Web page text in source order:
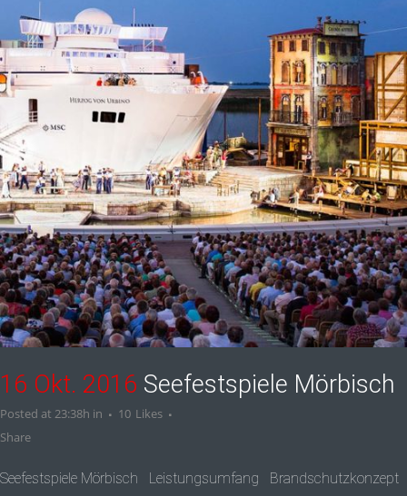
16 Okt. 2016 Seefestspiele Mörbisch
Posted at 23:38h in 10 Likes
Share
Seefestspiele Mörbisch Leistungsumfang Brandschutzkonzept